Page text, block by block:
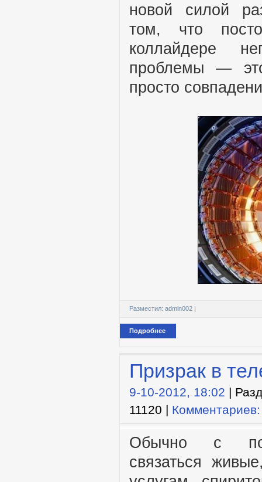
новой силой
том, что
коллайдере
проблемы —
просто
Разместил: admin002 |
Подробнее
Призрак в
9-10-2012, 18:02 |
11120 |
Обычно с
связаться